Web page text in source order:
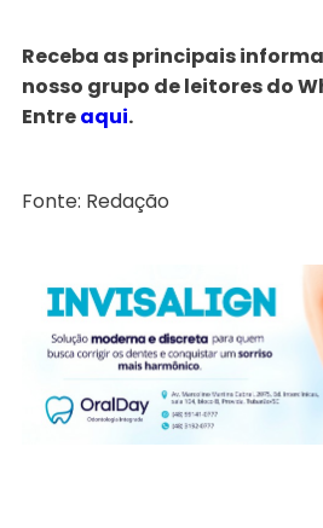
Receba as principais
nosso grupo de leitores do
Entreaqui.
Fonte: Redação